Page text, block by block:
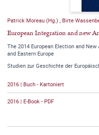
Patrick Moreau (Hg.) Birte
European Integration and new
The 2014 European Election and
and Eastern Europe
Studien zur Geschichte der
2016 | Buch - Kartoniert
2016 | E-Book - PDF